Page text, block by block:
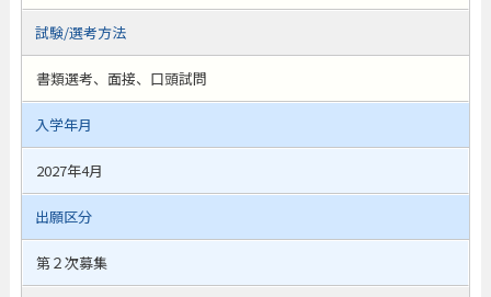
試験/選考方法
書類選考、面接、口頭試問
入学年月
2027年4月
出願区分
第２次募集